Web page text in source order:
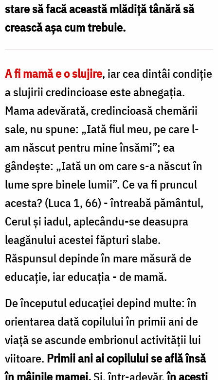
stare să facă această mlădiţă tânără să
crească aşa cum trebuie.
A fi mamă e o slujire, iar cea dintâi condiţie
a slujirii credincioase este abnegaţia.
Mama adevărată, credincioasă chemării
sale, nu spune: „Iată fiul meu, pe care l-
am născut pentru mine însămi”; ea
gândeşte: „Iată un om care s-a născut în
lume spre binele lumii”. Ce va fi pruncul
acesta? (Luca 1, 66) - întreabă pământul,
Cerul şi iadul, aplecându-se deasupra
leagănului acestei făpturi slabe.
Răspunsul depinde în mare măsură de
educaţie, iar educaţia - de mamă.
De începutul educaţiei depind multe: în
orientarea dată copilului în primii ani de
viaţă se ascunde embrionul activităţii lui
viitoare. Primii ani ai copilului se află însă
în mâinile mamei.Şi, într-adevăr,în aceşti